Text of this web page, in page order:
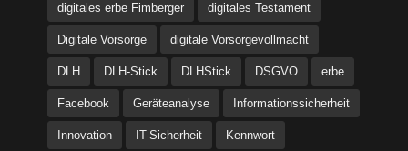
digitales erbe Fimberger digitales Testament
Digitale Vorsorge digitale Vorsorgevollmacht
DLH DLH-Stick DLHStick DSGVO erbe
Facebook Geräteanalyse Informationssicherheit
Innovation IT-Sicherheit Kennwort